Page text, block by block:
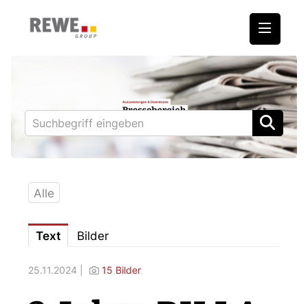
REWE International AG
BILLA
PENNY
BIPA
Downloads
Fotos – Vorstand
Kontakt
Alle
Text Bilder
25.11.2024 | 15 Bilder